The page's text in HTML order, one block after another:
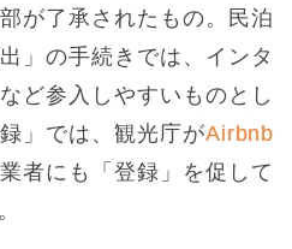
が了承されたもの。民泊
」の手続きでは、インタ
ど参入しやすいものとし
」では、観光庁がAirbnb
者にも「登録」を促して